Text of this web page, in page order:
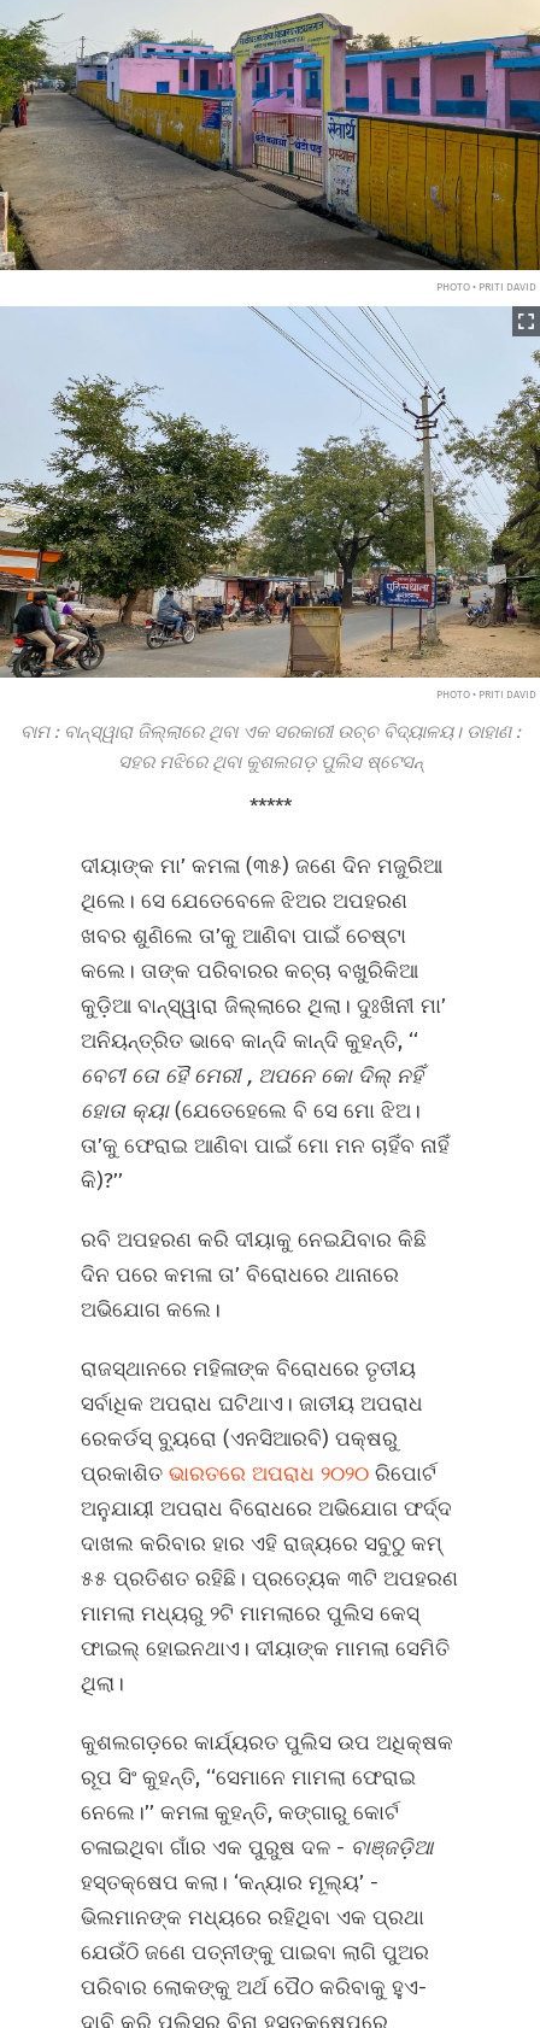
PHOTO • PRITI DAVID
PHOTO • PRITI DAVID
ବାମ : ବାନ୍‌ସ୍ୱାରା ଜିଲ୍ଲାରେ ଥିବା ଏକ ସରକାରୀ ଉଚ୍ଚ ବିଦ୍ୟାଳୟ। ଡାହାଣ :
ସହର ମଝିରେ ଥିବା କୁଶଲଗଡ଼ ପୁଲିସ ଷ୍ଟେସନ୍‌
*****
ଦୀୟାଙ୍କ ମା’ କମଳା (୩୫) ଜଣେ ଦିନ ମଜୁରିଆ
ଥିଲେ। ସେ ଯେତେବେଳେ ଝିଅର ଅପହରଣ
ଖବର ଶୁଣିଲେ ତା’କୁ ଆଣିବା ପାଇଁ ଚେଷ୍ଟା
କଲେ। ତାଙ୍କ ପରିବାରର କଚ୍ଚା ବଖୁରିକିଆ
କୁଡ଼ିଆ ବାନ୍‌ସ୍ୱାରା ଜିଲ୍ଲାରେ ଥିଲା। ଦୁଃଖିନୀ ମା’
ଅନିୟନ୍ତ୍ରିତ ଭାବେ କାନ୍ଦି କାନ୍ଦି କୁହନ୍ତି, ‘‘
ବେଟୀ ତୋ ହୈ ମେରୀ , ଅପନେ କୋ ଦିଲ୍‌ ନହିଁ
ହୋତା କ୍ୟା(ଯେତେହେଲେ ବି ସେ ମୋ ଝିଅ।
ତା’କୁ ଫେରାଇ ଆଣିବା ପାଇଁ ମୋ ମନ ଚାହିଁବ ନାହିଁ
କି)?’’
ରବି ଅପହରଣ କରି ଦୀୟାକୁ ନେଇଯିବାର କିଛି
ଦିନ ପରେ କମଳା ତା’ ବିରୋଧରେ ଥାନାରେ
ଅଭିଯୋଗ କଲେ।
ରାଜସ୍ଥାନରେ ମହିଳାଙ୍କ ବିରୋଧରେ ତୃତୀୟ
ସର୍ବାଧିକ ଅପରାଧ ଘଟିଥାଏ। ଜାତୀୟ ଅପରାଧ
ରେକର୍ଡସ୍‌ ବ୍ୟୁରୋ (ଏନସିଆରବି) ପକ୍ଷରୁ
ପ୍ରକାଶିତଭାରତରେ ଅପରାଧ ୨୦୨୦ରିପୋର୍ଟ
ଅନୁଯାୟୀ ଅପରାଧ ବିରୋଧରେ ଅଭିଯୋଗ ଫର୍ଦ୍ଦ
ଦାଖଲ କରିବାର ହାର ଏହି ରାଜ୍ୟରେ ସବୁଠୁ କମ୍‌
୫୫ ପ୍ରତିଶତ ରହିଛି। ପ୍ରତ୍ୟେକ ୩ଟି ଅପହରଣ
ମାମଲା ମଧ୍ୟରୁ ୨ଟି ମାମଲାରେ ପୁଲିସ କେସ୍‌
ଫାଇଲ୍‌ ହୋଇନଥାଏ। ଦୀୟାଙ୍କ ମାମଲା ସେମିତି
ଥିଲା।
କୁଶଲଗଡ଼ରେ କାର୍ଯ୍ୟରତ ପୁଲିସ ଉପ ଅଧିକ୍ଷକ
ରୂପ ସିଂ କୁହନ୍ତି, ‘‘ସେମାନେ ମାମଲା ଫେରାଇ
ନେଲେ।’’ କମଳା କୁହନ୍ତି, କଙ୍ଗାରୁ କୋର୍ଟ
ଚଳାଇଥିବା ଗାଁର ଏକ ପୁରୁଷ ଦଳ - ବାଞ୍ଜଡ଼ିଆ
ହସ୍ତକ୍ଷେପ କଲା। ‘କନ୍ୟାର ମୂଲ୍ୟ’ -
ଭିଲମାନଙ୍କ ମଧ୍ୟରେ ରହିଥିବା ଏକ ପ୍ରଥା
ଯେଉଁଠି ଜଣେ ପତ୍ନୀଙ୍କୁ ପାଇବା ଲାଗି ପୁଅର
ପରିବାର ଲୋକଙ୍କୁ ଅର୍ଥ ପୈଠ କରିବାକୁ ହୁଏ-
ଦାବି କରି ପୁଲିସର ବିନା ହସ୍ତକ୍ଷେପରେ